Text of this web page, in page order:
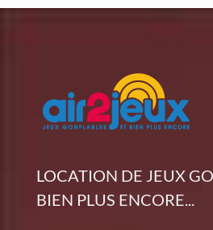
LOCATION DE JEUX
BIEN PLUS ENCORE...